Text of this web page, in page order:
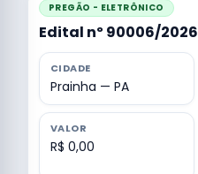
PREGÃO - ELETRÔNICO
Edital nº 90006/2026
CIDADE
Prainha — PA
VALOR
R$ 0,00